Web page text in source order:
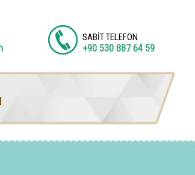
SABİT TELEFON
+90 530 887 64 59